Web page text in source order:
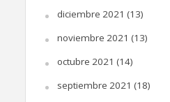
diciembre 2021 (13)
noviembre 2021 (13)
octubre 2021 (14)
septiembre 2021 (18)